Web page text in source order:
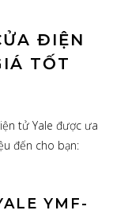
ĐIỆN
TỐT
tử Yale được ưa
đến cho bạn:
YMF-